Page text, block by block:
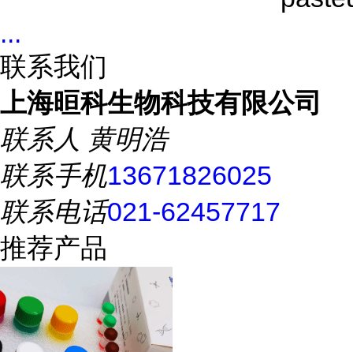
...
联系我们
上海晅科生物科技有限公司
联系人 黄明浩
联系手机13671826025
联系电话021-62457717
推荐产品